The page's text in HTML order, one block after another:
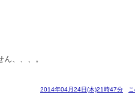
、、、。
2014年04月24日(木)21時47分